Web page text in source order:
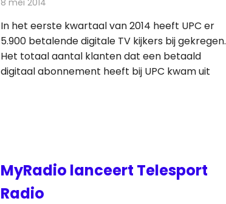
8 mei 2014
In het eerste kwartaal van 2014 heeft UPC er
5.900 betalende digitale TV kijkers bij gekregen.
Het totaal aantal klanten dat een betaald
digitaal abonnement heeft bij UPC kwam uit
MyRadio lanceert Telesport
Radio